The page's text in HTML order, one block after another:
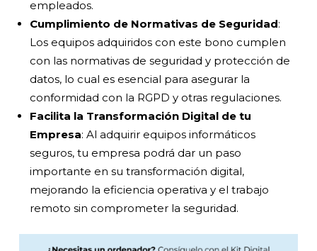
empleados.
Cumplimiento de Normativas de Seguridad:
Los equipos adquiridos con este bono cumplen
con las normativas de seguridad y protección de
datos, lo cual es esencial para asegurar la
conformidad con la RGPD y otras regulaciones.
Facilita la Transformación Digital de tu
Empresa: Al adquirir equipos informáticos
seguros, tu empresa podrá dar un paso
importante en su transformación digital,
mejorando la eficiencia operativa y el trabajo
remoto sin comprometer la seguridad.